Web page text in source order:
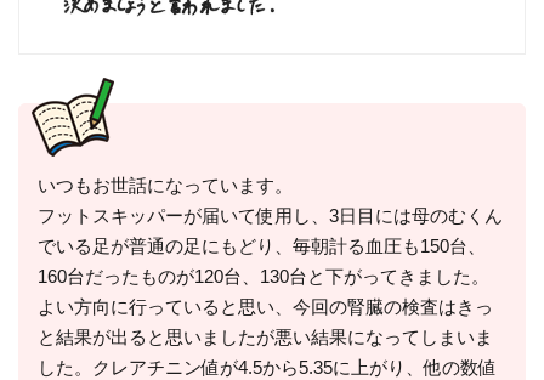
いつもお世話になっています。
フットスキッパーが届いて使用し、3日目には母のむくん
でいる足が普通の足にもどり、毎朝計る血圧も150台、
160台だったものが120台、130台と下がってきました。
よい方向に行っていると思い、今回の腎臓の検査はきっ
と結果が出ると思いましたが悪い結果になってしまいま
した。クレアチニン値が4.5から5.35に上がり、他の数値